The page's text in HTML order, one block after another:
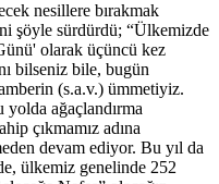
nesillere bırakmak
şöyle sürdürdü; “Ülkemizde
olarak üçüncü kez
bilseniz bile, bugün
(s.a.v.) ümmetiyiz.
yolda ağaçlandırma
çıkmamız adına
devam ediyor. Bu yıl da
ülkemiz genelinde 252